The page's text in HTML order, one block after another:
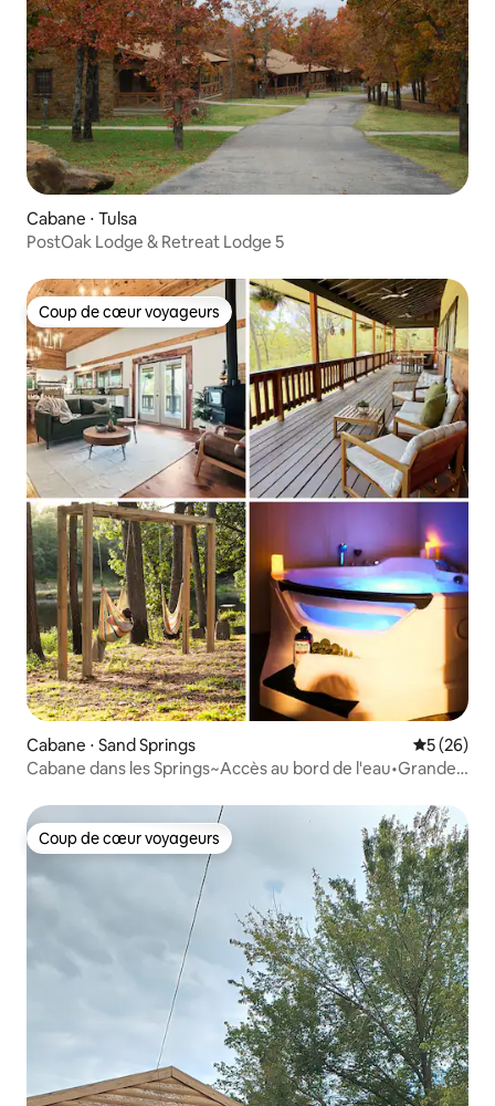
Cabane ⋅ Tulsa
PostOak Lodge & Retreat Lodge 5
Coup de cœur voyageurs
Coup de cœur voyageurs
Cabane ⋅ Sand Springs
5 (26)
Cabane dans les Springs~Accès au bord de l'eau•Grande
Coup de cœur voyageurs
Coup de cœur voyageurs